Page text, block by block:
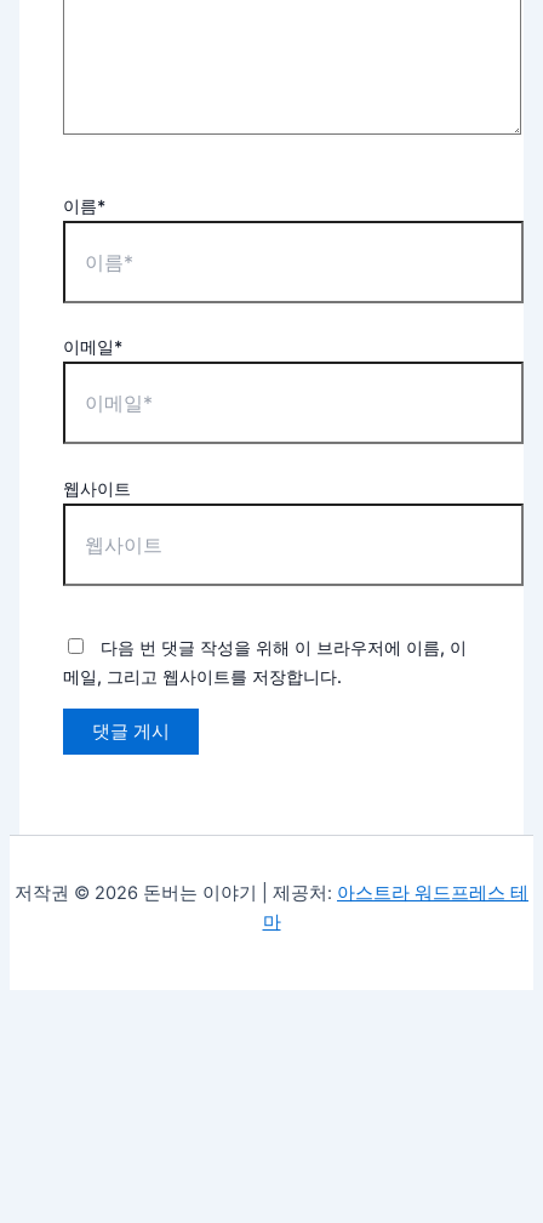
이름*
이메일*
웹사이트
다음 번 댓글 작성을 위해 이 브라우저에 이름, 이
메일, 그리고 웹사이트를 저장합니다.
저작권 © 2026 돈버는 이야기 | 제공처: 아스트라 워드프레스 테
마